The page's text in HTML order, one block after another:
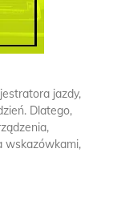
jazdy,
Dlatego,
wskazówkami,